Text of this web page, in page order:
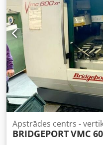
Apstrādes centrs -
BRIDGEPORTVMC